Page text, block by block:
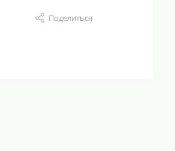
Поделиться